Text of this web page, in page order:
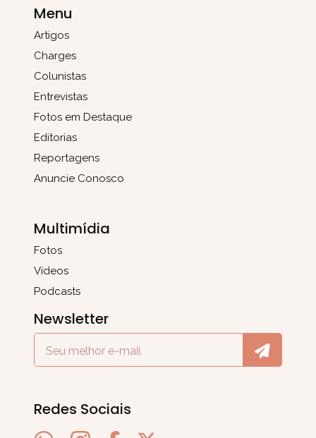
Menu
Artigos
Charges
Colunistas
Entrevistas
Fotos em Destaque
Editorias
Reportagens
Anuncie Conosco
Multimídia
Fotos
Vídeos
Podcasts
Newsletter
Redes Sociais